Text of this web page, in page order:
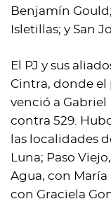
Benjamín
Isletillas; y San
El PJ y sus
Cintra, donde el
venció a Gabriel
contra 529.
las localidades
Luna; Paso
Agua, con
con Graciela